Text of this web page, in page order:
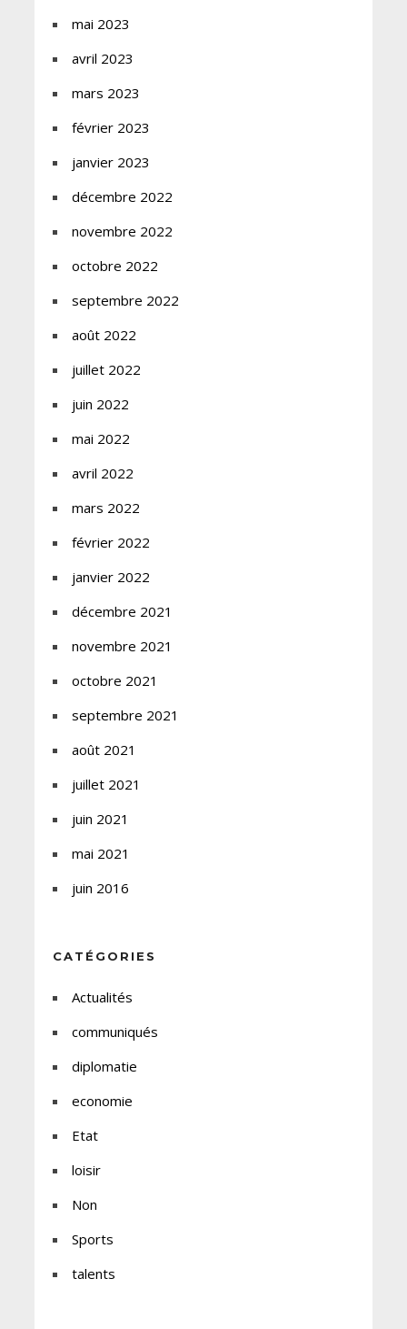
mai 2023
avril 2023
mars 2023
février 2023
janvier 2023
décembre 2022
novembre 2022
octobre 2022
septembre 2022
août 2022
juillet 2022
juin 2022
mai 2022
avril 2022
mars 2022
février 2022
janvier 2022
décembre 2021
novembre 2021
octobre 2021
septembre 2021
août 2021
juillet 2021
juin 2021
mai 2021
juin 2016
CATÉGORIES
Actualités
communiqués
diplomatie
economie
Etat
loisir
Non
Sports
talents